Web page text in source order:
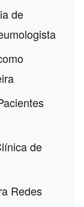
de
de
Redes